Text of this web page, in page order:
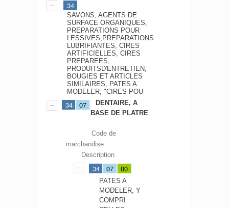
34
SAVONS, AGENTS DE
SURFACE ORGANIQUES,
PREPARATIONS POUR
LESSIVES,PREPARATIONS
LUBRIFIANTES, CIRES
ARTIFICIELLES, CIRES
PREPAREES,
PRODUITSD'ENTRETIEN,
BOUGIES ET ARTICLES
SIMILAIRES, PATES A
MODELER, "CIRES POU
34 07
DENTAIRE, A
BASE DE PLATRE
Code de
marchandise
Description
34 07 00
PATES A
MODELER, Y
COMPRI